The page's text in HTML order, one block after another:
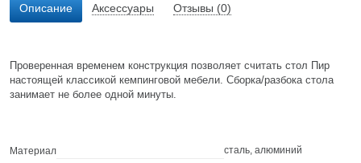
Описание Аксессуары Отзывы (0)
Проверенная временем конструкция позволяет считать стол Пир
настоящей классикой кемпинговой мебели. Сборка/разбока стола
занимает не более одной минуты.
Материал сталь, алюминий